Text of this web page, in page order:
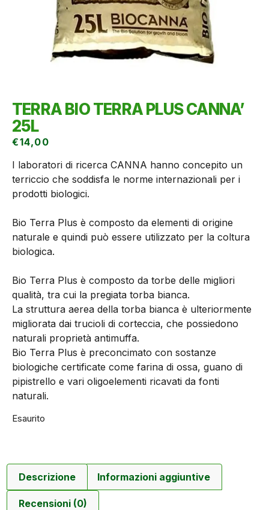
TERRA BIO TERRA PLUS CANNA’
25L
€14,00
I laboratori di ricerca CANNA hanno concepito un
terriccio che soddisfa le norme internazionali per i
prodotti biologici.
Bio Terra Plus è composto da elementi di origine
naturale e quindi può essere utilizzato per la coltura
biologica.
Bio Terra Plus è composto da torbe delle migliori
qualità, tra cui la pregiata torba bianca.
La struttura aerea della torba bianca è ulteriormente
migliorata dai trucioli di corteccia, che possiedono
naturali proprietà antimuffa.
Bio Terra Plus è preconcimato con sostanze
biologiche certificate come farina di ossa, guano di
pipistrello e vari oligoelementi ricavati da fonti
naturali.
Esaurito
Descrizione Informazioni aggiuntive
Recensioni (0)